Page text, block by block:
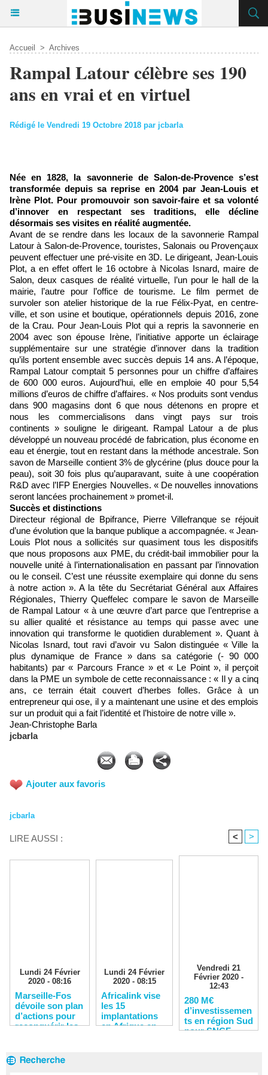
Accueil > Archives
Rampal Latour célèbre ses 190
ans en vrai et en virtuel
Rédigé le Vendredi 19 Octobre 2018 par jcbarla
Née en 1828, la savonnerie de Salon-de-Provence s’est
transformée depuis sa reprise en 2004 par Jean-Louis et
Irène Plot. Pour promouvoir son savoir-faire et sa volonté
d’innover en respectant ses traditions, elle décline
désormais ses visites en réalité augmentée.
Avant de se rendre dans les locaux de la savonnerie Rampal
Latour à Salon-de-Provence, touristes, Salonais ou Provençaux
peuvent effectuer une pré-visite en 3D. Le dirigeant, Jean-Louis
Plot, a en effet offert le 16 octobre à Nicolas Isnard, maire de
Salon, deux casques de réalité virtuelle, l’un pour le hall de la
mairie, l’autre pour l’office de tourisme. Le film permet de
survoler son atelier historique de la rue Félix-Pyat, en centre-
ville, et son usine et boutique, opérationnels depuis 2016, zone
de la Crau. Pour Jean-Louis Plot qui a repris la savonnerie en
2004 avec son épouse Irène, l’initiative apporte un éclairage
supplémentaire sur une stratégie d’innover dans la tradition
qu’ils portent ensemble avec succès depuis 14 ans. A l’époque,
Rampal Latour comptait 5 personnes pour un chiffre d’affaires
de 600 000 euros. Aujourd’hui, elle en emploie 40 pour 5,54
millions d’euros de chiffre d’affaires. « Nos produits sont vendus
dans 900 magasins dont 6 que nous détenons en propre et
nous les commercialisons dans vingt pays sur trois
continents » souligne le dirigeant. Rampal Latour a de plus
développé un nouveau procédé de fabrication, plus économe en
eau et énergie, tout en restant dans la méthode ancestrale. Son
savon de Marseille contient 3% de glycérine (plus douce pour la
peau), soit 30 fois plus qu’auparavant, suite à une coopération
R&D avec l’IFP Energies Nouvelles. « De nouvelles innovations
seront lancées prochainement » promet-il.
Succès et distinctions
Directeur régional de Bpifrance, Pierre Villefranque se réjouit
d’une évolution que la banque publique a accompagnée. « Jean-
Louis Plot nous a sollicités sur quasiment tous les dispositifs
que nous proposons aux PME, du crédit-bail immobilier pour la
nouvelle unité à l’internationalisation en passant par l’innovation
ou le conseil. C’est une réussite exemplaire qui donne du sens
à notre action ». A la tête du Secrétariat Général aux Affaires
Régionales, Thierry Queffelec compare le savon de Marseille
de Rampal Latour « à une œuvre d’art parce que l’entreprise a
su allier qualité et résistance au temps qui passe avec une
innovation qui transforme le quotidien durablement ». Quant à
Nicolas Isnard, tout ravi d’avoir vu Salon distinguée « Ville la
plus dynamique de France » dans sa catégorie (- 90 000
habitants) par « Parcours France » et « Le Point », il perçoit
dans la PME un symbole de cette reconnaissance : « Il y a cinq
ans, ce terrain était couvert d’herbes folles. Grâce à un
entrepreneur qui ose, il y a maintenant une usine et des emplois
sur un produit qui a fait l’identité et l’histoire de notre ville ».
Jean-Christophe Barla
jcbarla
Ajouter aux favoris
jcbarla
LIRE AUSSI : < >
Lundi 24 Février
2020 - 08:16
Marseille-Fos
dévoile son plan
d’actions pour
reconquérir les
Lundi 24 Février
2020 - 08:15
Africalink vise
les 15
implantations
en Afrique en
Vendredi 21
Février 2020 -
12:43
280 M€
d’investissemen
ts en région Sud
pour SNCF